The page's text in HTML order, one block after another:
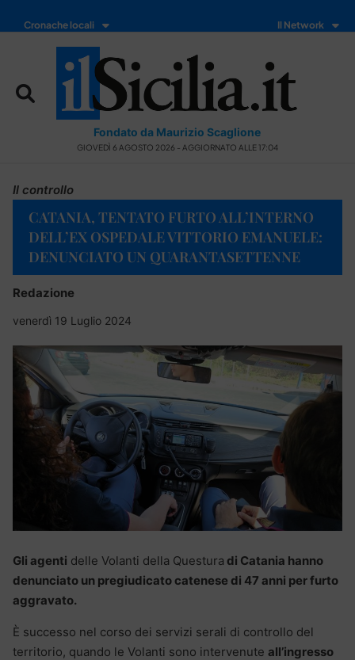
Cronache locali Il Network
Fondato da Maurizio Scaglione
GIOVEDÌ 6 AGOSTO 2026 - AGGIORNATO ALLE 17:04
Il controllo
CATANIA, TENTATO FURTO ALL’INTERNO
DELL’EX OSPEDALE VITTORIO EMANUELE:
DENUNCIATO UN QUARANTASETTENNE
Redazione
venerdì 19 Luglio 2024
Gli agenti delle Volanti della Questura di Catania hanno
denunciato un pregiudicato catenese di 47 anni per furto
aggravato.
È successo nel corso dei servizi serali di controllo del
territorio, quando le Volanti sono intervenute all’ingresso